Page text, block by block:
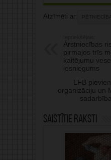
Atzīmēti ar:
Ārstniecības
pirmajos trīs
kaitējumu
iesniegums
LFB
organizāciju un
Saistītie raksti